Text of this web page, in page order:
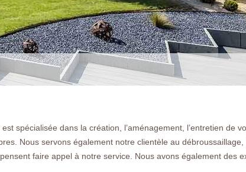
spécialisée dans la création, l’aménagement, l’entretien de
Nous servons également notre clientèle au débroussaillage,
faire appel à notre service. Nous avons également des